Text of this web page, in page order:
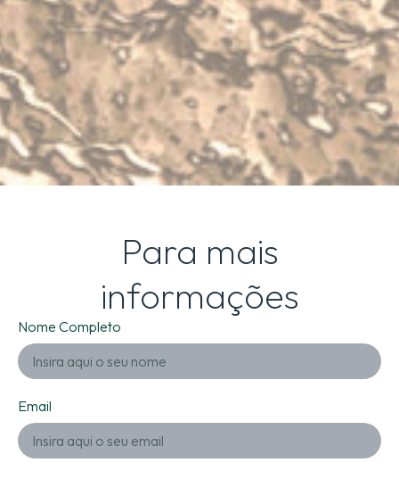
Para mais
informações
Nome Completo
Email